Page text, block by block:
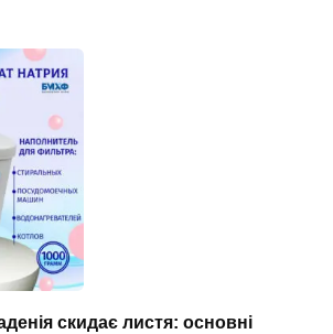
скидає листя: основні